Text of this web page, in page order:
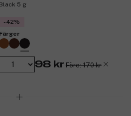
Black 5 g
-42%
Färger
98 kr Före: 170 kr